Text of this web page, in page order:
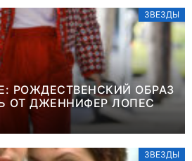
ЗВЕЗДЫ
РОЖДЕСТВЕНСКИЙ ОБРАЗ
ОТ ДЖЕННИФЕР ЛОПЕС
ЗВЕЗДЫ